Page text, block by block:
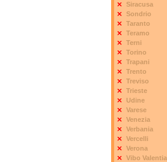
Siracusa
Sondrio
Taranto
Teramo
Terni
Torino
Trapani
Trento
Treviso
Trieste
Udine
Varese
Venezia
Verbania
Vercelli
Verona
Vibo Valentia